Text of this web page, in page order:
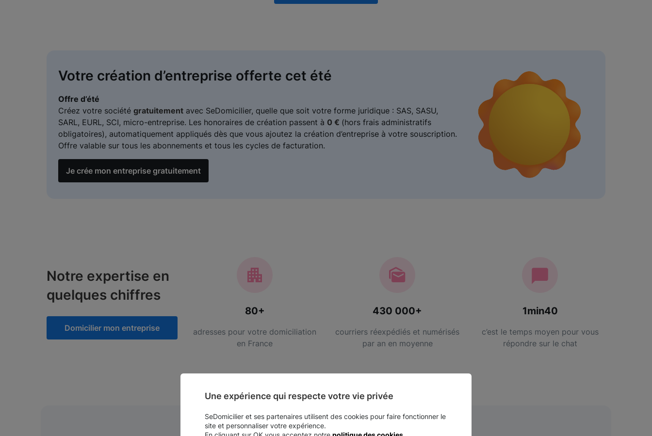
Votre création d’entreprise offerte cet été
Offre d’été
Créez votre société gratuitement avec SeDomicilier, quelle que soit votre forme juridique : SAS, SASU,
SARL, EURL, SCI, micro-entreprise. Les honoraires de création passent à 0 € (hors frais administratifs
obligatoires), automatiquement appliqués dès que vous ajoutez la création d’entreprise à votre souscription.
Offre valable sur tous les abonnements et tous les cycles de facturation.
Je crée mon entreprise gratuitement
Notre expertise en
quelques chiffres
Domicilier mon entreprise
80+
adresses pour votre domiciliation
en France
430 000+
courriers réexpédiés et numérisés
par an en moyenne
1min40
c’est le temps moyen pour vous
répondre sur le chat
Une expérience qui respecte votre vie privée
SeDomicilier et ses partenaires utilisent des cookies pour faire fonctionner le
site et personnaliser votre expérience.